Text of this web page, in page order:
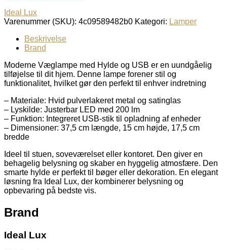
Ideal Lux
Varenummer (SKU): 4c09589482b0 Kategori: Lamper
Beskrivelse
Brand
Moderne Væglampe med Hylde og USB er en uundgåelig
tilføjelse til dit hjem. Denne lampe forener stil og
funktionalitet, hvilket gør den perfekt til enhver indretning
– Materiale: Hvid pulverlakeret metal og satinglas
– Lyskilde: Justerbar LED med 200 lm
– Funktion: Integreret USB-stik til opladning af enheder
– Dimensioner: 37,5 cm længde, 15 cm højde, 17,5 cm
bredde
Ideel til stuen, soveværelset eller kontoret. Den giver en
behagelig belysning og skaber en hyggelig atmosfære. Den
smarte hylde er perfekt til bøger eller dekoration. En elegant
løsning fra Ideal Lux, der kombinerer belysning og
opbevaring på bedste vis.
Brand
Ideal Lux